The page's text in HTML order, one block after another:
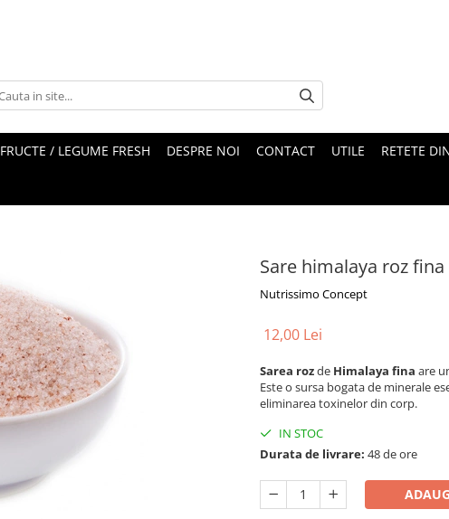
FRUCTE / LEGUME FRESH DESPRE NOI CONTACT UTILE RETETE
Sare himalaya roz fina
Nutrissimo Concept
12,00 Lei
Sarea rozde Himalaya fina are
Este o sursa bogata de minerale
eliminarea toxinelor din corp.
IN STOC
Durata de livrare: 48 de ore